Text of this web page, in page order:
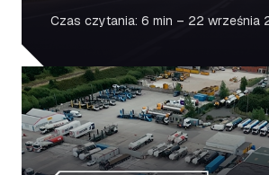
Czas czytania: 6 min – 22 września
W środku „Formula Premier